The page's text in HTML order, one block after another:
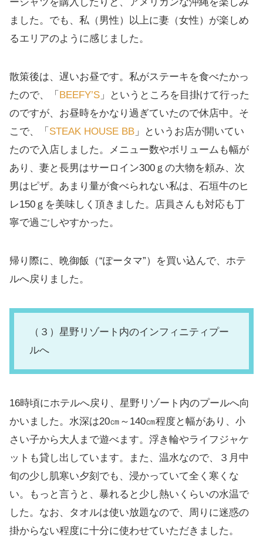
ました。でも、私（男性）以上に妻（女性）が楽しめ
るエリアのように感じました。
散策後は、遅いお昼です。私がステーキを食べたかっ
たので、「 BEEFY’S 」というところを目掛けて行った
のですが、お昼時をかなり過ぎていたので休店中。そ
こで、「 STEAK HOUSE BB 」というお店が開いてい
たので入店しました。メニュー数やボリュームも幅が
あり、妻と長男はサーロイン300ｇの大物を頼み、次
男はピザ。あまり量が食べられない私は、石垣牛のヒ
レ150ｇを美味しく頂きました。店員さんも対応も丁
寧で過ごしやすかった。
帰り際に、晩御飯（“ぽータマ”）を買い込んで、ホテ
ルへ戻りました。
（３）星野リゾート内のインフィニティプー
ルへ
16時頃にホテルへ戻り、星野リゾート内のプールへ向
かいました。水深は20㎝～140㎝程度と幅があり、小
さい子から大人まで遊べます。浮き輪やライフジャケ
ットも貸し出しています。また、温水なので、３月中
旬の少し肌寒い夕刻でも、浸かっていて全く寒くな
い。もっと言うと、暴れると少し熱いくらいの水温で
した。なお、タオルは使い放題なので、周りに迷惑の
掛からない程度に十分に使わせていただきました。